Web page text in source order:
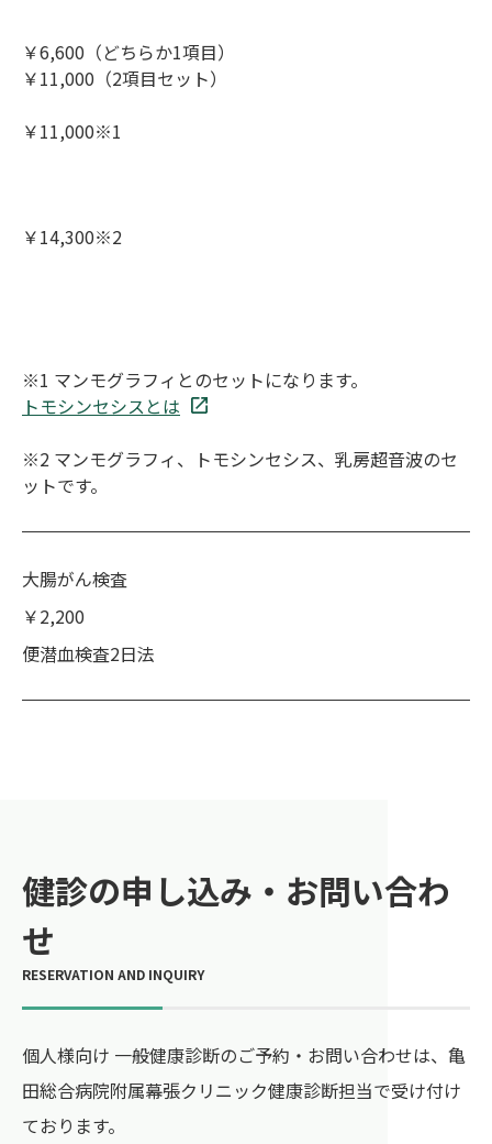
￥6,600（どちらか1項目）
￥11,000（2項目セット）
￥11,000※1
￥14,300※2
※1 マンモグラフィとのセットになります。
トモシンセシスとは
※2 マンモグラフィ、トモシンセシス、乳房超音波のセ
ットです。
大腸がん検査
￥2,200
便潜血検査2日法
健診の申し込み・お問い合わ
せ
個人様向け 一般健康診断のご予約・お問い合わせは、亀
田総合病院附属幕張クリニック健康診断担当で受け付け
ております。